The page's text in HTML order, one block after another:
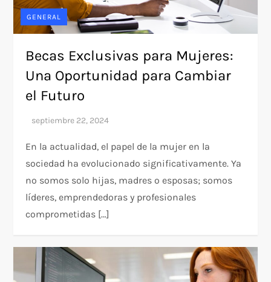
GENERAL
Becas Exclusivas para Mujeres:
Una Oportunidad para Cambiar
el Futuro
En la actualidad, el papel de la mujer en la
sociedad ha evolucionado significativamente. Ya
no somos solo hijas, madres o esposas; somos
líderes, emprendedoras y profesionales
comprometidas […]